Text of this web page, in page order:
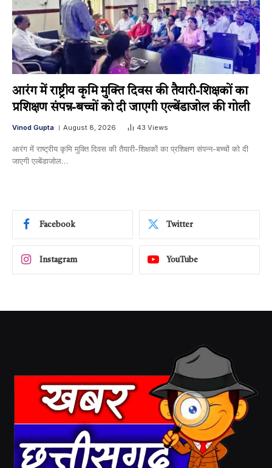
आरंग में राष्ट्रीय कृमि मुक्ति दिवस की तैयारी-शिक्षकों का
प्रशिक्षण संपन्न-बच्चों को दी जाएगी एल्बेंडाजोल की गोली
Vinod Gupta August 8, 2026 43 Views
आरंग में राष्ट्रीय कृमि मुक्ति दिवस की तैयारी-शिक्षकों का प्रशिक्षण संपन्न-बच्चों को दी
जाएगी एल्बेंडाजोल…
Facebook Twitter
Instagram YouTube